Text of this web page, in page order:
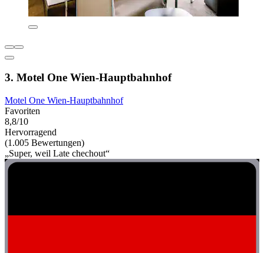
3. Motel One Wien-Hauptbahnhof
Motel One Wien-Hauptbahnhof
Favoriten
8,8/10
Hervorragend
(1.005 Bewertungen)
„Super, weil Late chechout“